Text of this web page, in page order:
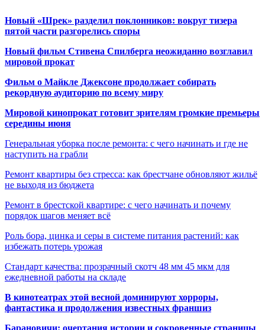
Новый «Шрек» разделил поклонников: вокруг тизера
пятой части разгорелись споры
Новый фильм Стивена Спилберга неожиданно возглавил
мировой прокат
Фильм о Майкле Джексоне продолжает собирать
рекордную аудиторию по всему миру
Мировой кинопрокат готовит зрителям громкие премьеры
середины июня
Генеральная уборка после ремонта: с чего начинать и где не
наступить на грабли
Ремонт квартиры без стресса: как брестчане обновляют жильё
не выходя из бюджета
Ремонт в брестской квартире: с чего начинать и почему
порядок шагов меняет всё
Роль бора, цинка и серы в системе питания растений: как
избежать потерь урожая
Стандарт качества: прозрачный скотч 48 мм 45 мкм для
ежедневной работы на складе
В кинотеатрах этой весной доминируют хорроры,
фантастика и продолжения известных франшиз
Барановичи: очертания истории и сокровенные страницы